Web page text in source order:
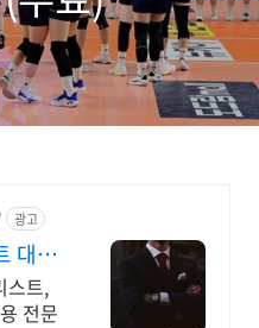
광고
대한
스트,
전문